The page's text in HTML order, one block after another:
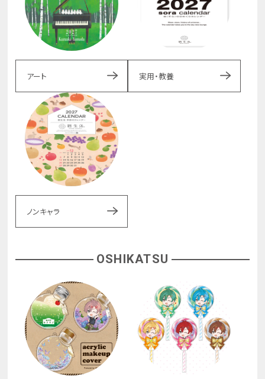
アート 実用・教養
ノンキャラ
OSHIKATSU